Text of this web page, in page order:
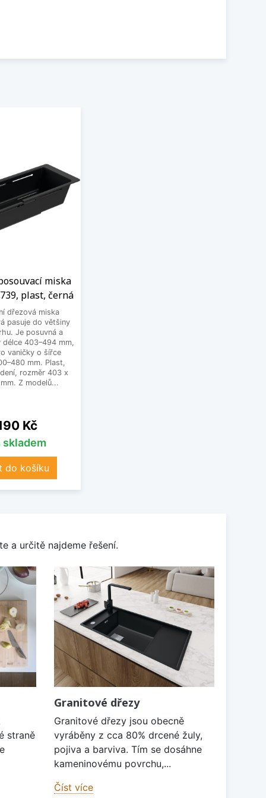
miska
plast, černá
dřezová miska
pasuje do většiny
Je posuvná a
délce 403–494 mm,
vaničky o šířce
mm. Plast,
rozměr 403 x
Z modelů...
Kč
skladem
do košíku
a určitě najdeme řešení.
straně
Granitové dřezy
Granitové dřezy jsou obecně
vyráběny z cca 80% drcené žuly,
pojiva a barviva. Tím se dosáhne
kameninovému povrchu,...
Číst více